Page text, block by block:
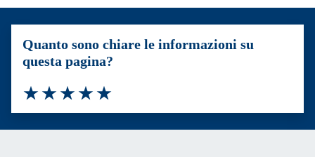
Quanto sono chiare le informazioni su
questa pagina?
Valuta 5 stelle su 5
Valuta 4 stelle su 5
Valuta 3 stelle su 5
Valuta 2 stelle su 5
Valuta 1 stelle su 5